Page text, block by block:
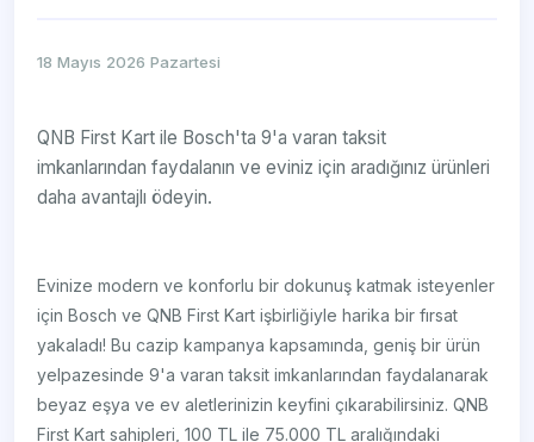
18 Mayıs 2026 Pazartesi
QNB First Kart ile Bosch'ta 9'a varan taksit
imkanlarından faydalanın ve eviniz için aradığınız ürünleri
daha avantajlı ödeyin.
Evinize modern ve konforlu bir dokunuş katmak isteyenler
için Bosch ve QNB First Kart işbirliğiyle harika bir fırsat
yakaladı! Bu cazip kampanya kapsamında, geniş bir ürün
yelpazesinde 9'a varan taksit imkanlarından faydalanarak
beyaz eşya ve ev aletlerinizin keyfini çıkarabilirsiniz. QNB
First Kart sahipleri, 100 TL ile 75.000 TL aralığındaki